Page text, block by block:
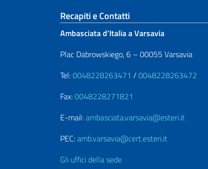
Sezione footer
Recapiti e Contatti
Ambasciata d’Italia a Varsavia
Plac Dabrowskiego, 6 – 00055 Varsavia
Tel:0048228263471 /0048228263472
Fax:0048228271821
E-mail:ambasciata.varsavia@esteri.it
PEC:amb.varsavia@cert.esteri.it
Gli uffici della sede